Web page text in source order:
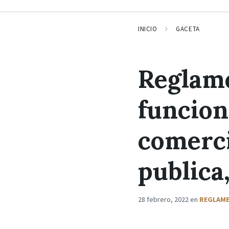
INICIO GACETA
28 febrero, 2022en